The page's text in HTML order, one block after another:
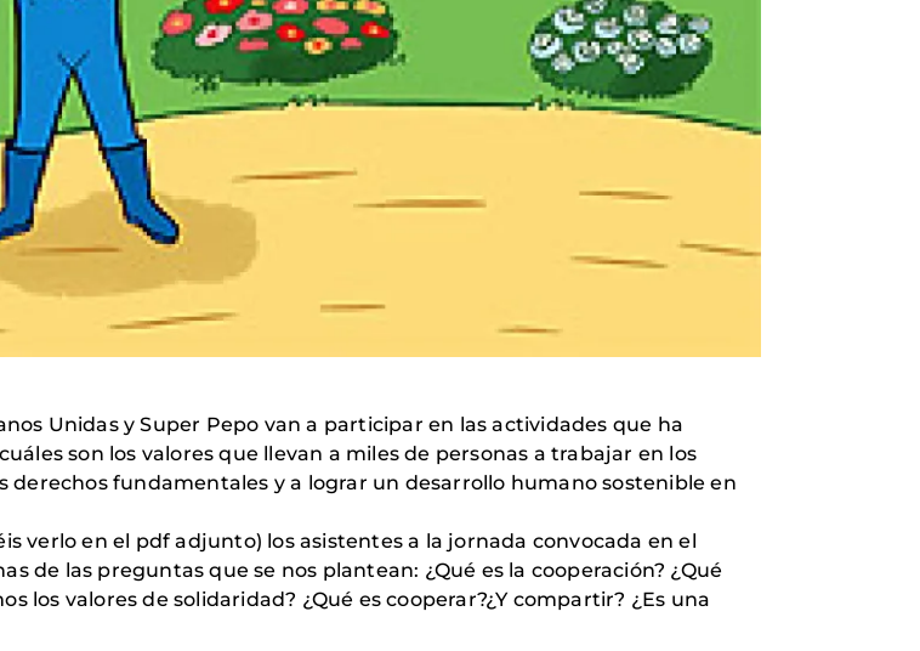
Unidas y Super Pepo van a participar en las actividades que ha
son los valores que llevan a miles de personas a trabajar en los
fundamentales y a lograr un desarrollo humano sostenible en
verlo en el pdf adjunto) los asistentes a la jornada convocada en el
de las preguntas que se nos plantean: ¿Qué es la cooperación? ¿Qué
los valores de solidaridad? ¿Qué es cooperar?¿Y compartir? ¿Es una